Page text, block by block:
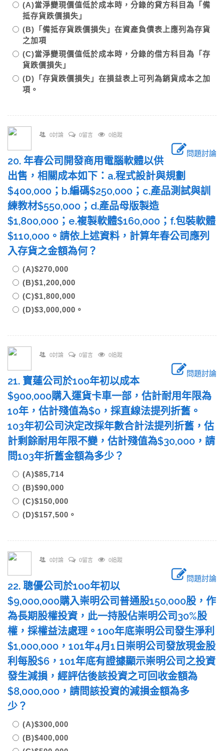
(A)當淨變現價值低於成本時，分錄的貸方科目為「備
抵存貨跌價損失」
(B)「備抵存貨跌價損失」在資產負債表上應列為存貨
之加項
(C)當淨變現價值低於成本時，分錄的借方科目為「存
貨跌價損失」
(D)「存貨跌價損失」在損益表上可列為銷貨成本之加
項。
0討論 0留言 0追蹤
問題討論
20. 年春公司開發商用電腦軟體以供
出售，相關成本如下：a.程式設計與規劃
$400,000；b.編碼$250,000；c.產品測試與訓
練教材$550,000；d.產品母版製造
$1,800,000；e.複製軟體$160,000；f.包裝軟體
$110,000。請依上述資料，計算年春公司應列
入存貨之金額為何？
(A)$270,000
(B)$1,200,000
(C)$1,800,000
(D)$3,000,000。
0討論 0留言 0追蹤
問題討論
21. 寶蓮公司於100年初以成本
$900,000購入運貨卡車一部，估計耐用年限為
10年，估計殘值為$0，採直線法提列折舊。
103年初公司決定改採年數合計法提列折舊，估
計剩餘耐用年限不變，估計殘值為$30,000，請
問103年折舊金額為多少？
(A)$85,714
(B)$90,000
(C)$150,000
(D)$157,500。
0討論 0留言 0追蹤
問題討論
22. 聰優公司於100年初以
$9,000,000購入崇明公司普通股150,000股，作
為長期股權投資，此一持股佔崇明公司30%股
權，採權益法處理。100年底崇明公司發生淨利
$1,000,000，101年4月1日崇明公司發放現金股
利每股$6，101年底有證據顯示崇明公司之投資
發生減損，經評估後該投資之可回收金額為
$8,000,000，請問該投資的減損金額為多
少？
(A)$300,000
(B)$400,000